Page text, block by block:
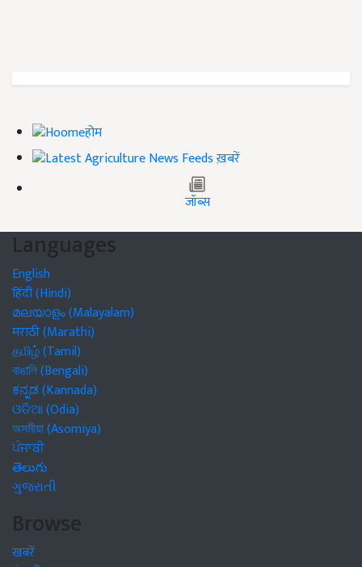
होम
ख़बरें
जॉब्स
Languages
English
हिंदी (Hindi)
മലയാളം (Malayalam)
मराठी (Marathi)
தமிழ் (Tamil)
বাঙালি (Bengali)
ಕನ್ನಡ (Kannada)
ଓଡିଆ (Odia)
অসমীয়া (Asomiya)
ਪੰਜਾਬੀ
తెలుగు
ગુજરાતી
Browse
खबरें